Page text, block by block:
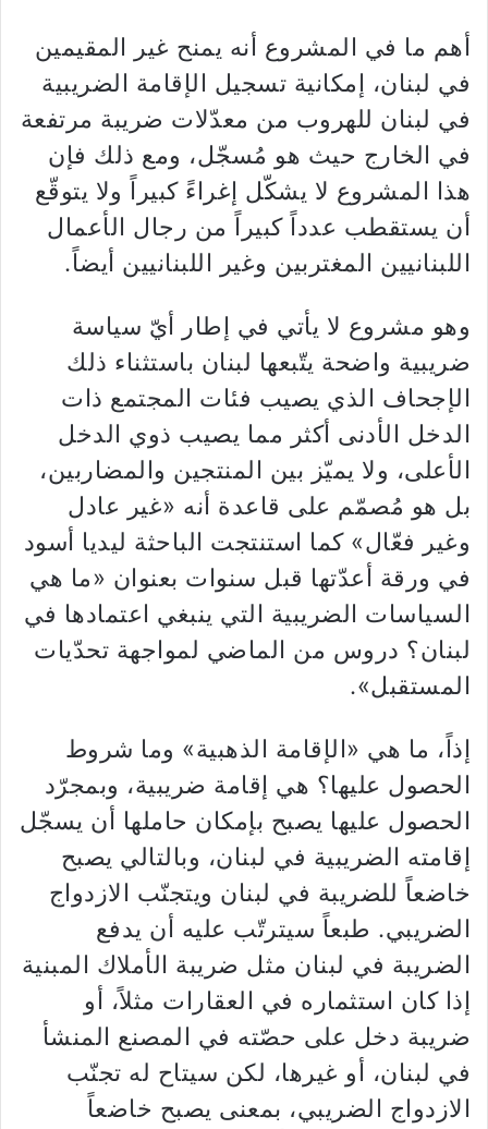
أهم ما في المشروع أنه يمنح غير المقيمين
في لبنان، إمكانية تسجيل الإقامة الضريبية
في لبنان للهروب من معدّلات ضريبة مرتفعة
في الخارج حيث هو مُسجّل، ومع ذلك فإن
هذا المشروع لا يشكّل إغراءً كبيراً ولا يتوقّع
أن يستقطب عدداً كبيراً من رجال الأعمال
اللبنانيين المغتربين وغير اللبنانيين أيضاً.
وهو مشروع لا يأتي في إطار أيّ سياسة
ضريبية واضحة يتّبعها لبنان باستثناء ذلك
الإجحاف الذي يصيب فئات المجتمع ذات
الدخل الأدنى أكثر مما يصيب ذوي الدخل
الأعلى، ولا يميّز بين المنتجين والمضاربين،
بل هو مُصمّم على قاعدة أنه «غير عادل
وغير فعّال» كما استنتجت الباحثة ليديا أسود
في ورقة أعدّتها قبل سنوات بعنوان «ما هي
السياسات الضريبية التي ينبغي اعتمادها في
لبنان؟ دروس من الماضي لمواجهة تحدّيات
المستقبل».
إذاً، ما هي «الإقامة الذهبية» وما شروط
الحصول عليها؟ هي إقامة ضريبية، وبمجرّد
الحصول عليها يصبح بإمكان حاملها أن يسجّل
إقامته الضريبية في لبنان، وبالتالي يصبح
خاضعاً للضريبة في لبنان ويتجنّب الازدواج
الضريبي. طبعاً سيترتّب عليه أن يدفع
الضريبة في لبنان مثل ضريبة الأملاك المبنية
إذا كان استثماره في العقارات مثلاً، أو
ضريبة دخل على حصّته في المصنع المنشأ
في لبنان، أو غيرها، لكن سيتاح له تجنّب
الازدواج الضريبي، بمعنى يصبح خاضعاً